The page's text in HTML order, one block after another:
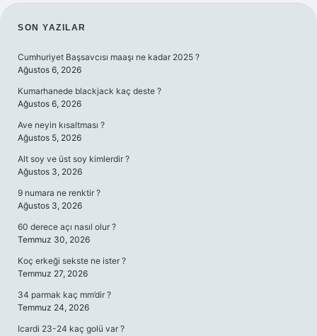
SIDEBAR
SON YAZILAR
Cumhuriyet Başsavcısı maaşı ne kadar 2025 ?
Ağustos 6, 2026
Kumarhanede blackjack kaç deste ?
Ağustos 6, 2026
Ave neyin kısaltması ?
Ağustos 5, 2026
Alt soy ve üst soy kimlerdir ?
Ağustos 3, 2026
9 numara ne renktir ?
Ağustos 3, 2026
60 derece açı nasıl olur ?
Temmuz 30, 2026
Koç erkeği sekste ne ister ?
Temmuz 27, 2026
34 parmak kaç mm’dir ?
Temmuz 24, 2026
Icardi 23-24 kaç golü var ?